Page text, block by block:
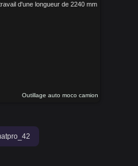
d'une longueur de 2240 mm
Outillage auto moco camion